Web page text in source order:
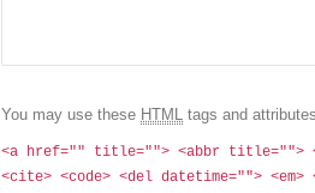
You may use these HTML tags and
<a href="" title=""> <abbr title="">
<cite> <code> <del datetime="">